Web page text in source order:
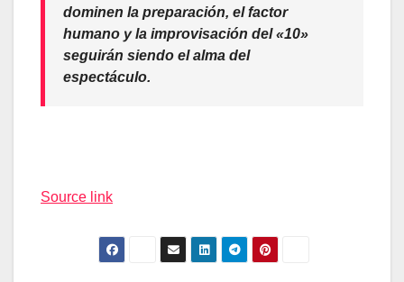
dominen la preparación, el factor
humano y la improvisación del «10»
seguirán siendo el alma del
espectáculo.
de
Source link